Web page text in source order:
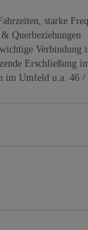
starke
Querbeziehungen
Verbindung in
Erschließung im
Umfeld u.a. 46 /